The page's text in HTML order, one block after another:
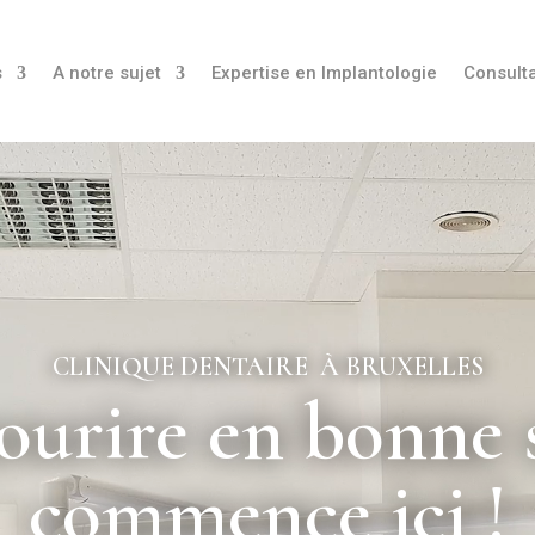
A notre sujet Expertise en Implantologie
CLINIQUE DENTAIRE À BRUXELLES
en bonne
commence ici !